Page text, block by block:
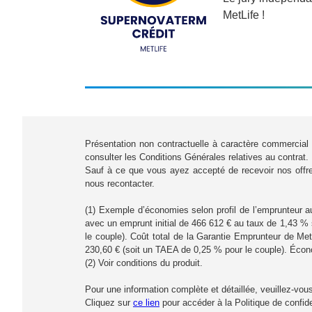
MetLife !
Présentation non contractuelle à caractère
consulter les Conditions Générales relatives au contrat.
Sauf à ce que vous ayez accepté de recevoir nos
nous recontacter.
(1) Exemple d’économies selon profil de
avec un emprunt initial de 466 612 € au taux de 1,43
le couple). Coût total de la Garantie Emprunteur de
230,60 € (soit un TAEA de 0,25 % pour le couple).
(2) Voir conditions du produit.
Pour une information complète et détaillée, veuillez-
Cliquez sur ce lien pour accéder à la Politique de